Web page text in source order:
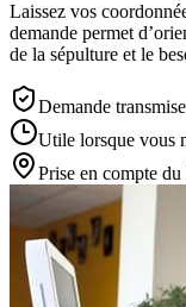
Laissez vos
demande permet
de la sépulture et le
Demande
Utile lorsque vous
Prise en compte